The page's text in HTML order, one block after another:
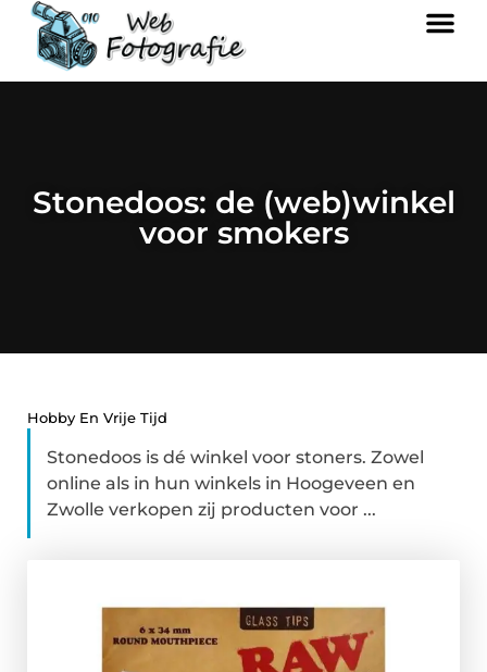
Stonedoos: de (web)winkel
voor smokers
Hobby En Vrije Tijd
Stonedoos is dé winkel voor stoners. Zowel
online als in hun winkels in Hoogeveen en
Zwolle verkopen zij producten voor ...